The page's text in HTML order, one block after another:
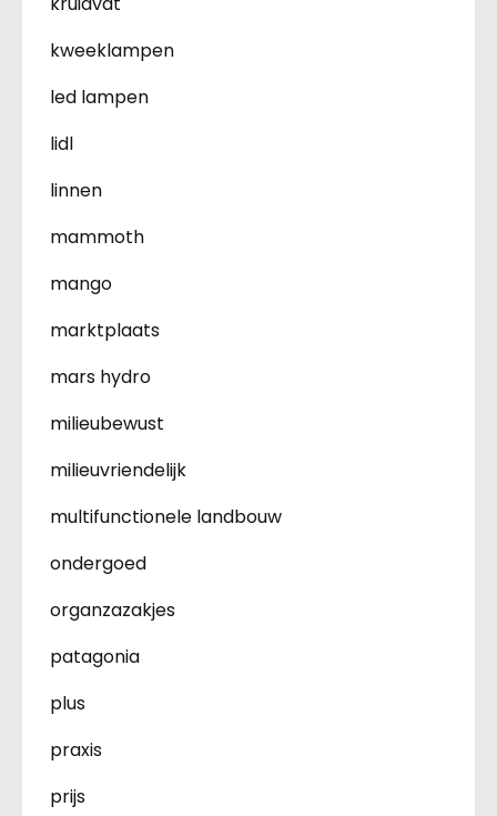
kweeklampen
led lampen
lidl
linnen
mammoth
mango
marktplaats
mars hydro
milieubewust
milieuvriendelijk
multifunctionele landbouw
ondergoed
organzazakjes
patagonia
plus
praxis
prijs